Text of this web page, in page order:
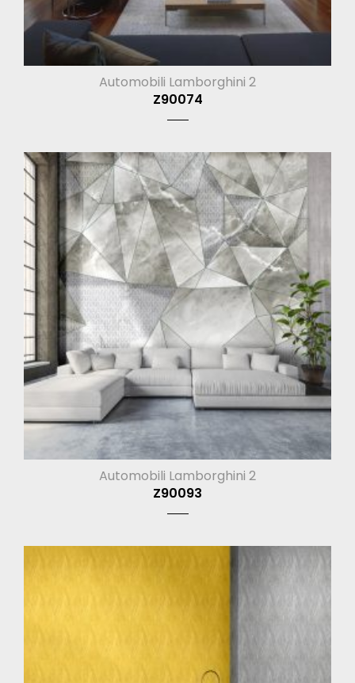
Automobili Lamborghini 2
Z90074
Automobili Lamborghini 2
Z90093